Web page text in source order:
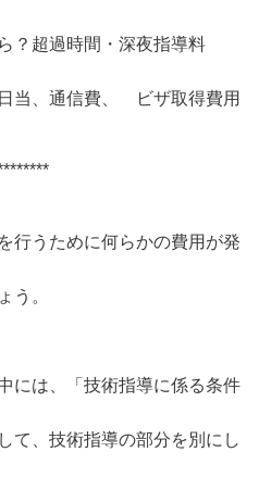
？超過時間・深夜指導料
当、通信費、 ビザ取得費用
行うために何らかの費用が発
う。
には、「技術指導に係る条件
て、技術指導の部分を別にし